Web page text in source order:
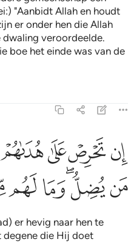
"Aanbidt Allah en houdt
er onder hen die Allah
veroordeelde.
boe het einde was van de
ان تحرص على هداهم فان الله لا
إِن تَحْرِصْ عَلَىٰ هُدَىٰهُمْ فَإِنَّ ٱللَّهَ لَا
ﲃﲄﲅﲆ
ﲋﲌﲍﲎﲏ
er hevig naar hen te
degene die Hij doet